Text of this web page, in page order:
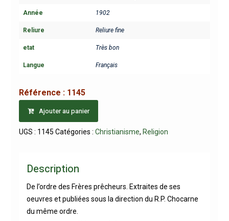
Année 1902
Reliure Reliure fine
etat Très bon
Langue Français
Référence : 1145
Ajouter au panier
UGS : 1145 Catégories : Christianisme, Religion
Description
De l’ordre des Frères prêcheurs. Extraites de ses
oeuvres et publiées sous la direction du R.P. Chocarne
du même ordre.